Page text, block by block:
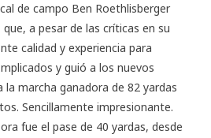
de campo Ben Roethlisberger
a pesar de las críticas en su
calidad y experiencia para
y guió a los nuevos
la marcha ganadora de 82 yardas
Sencillamente impresionante.
fue el pase de 40 yardas, desde